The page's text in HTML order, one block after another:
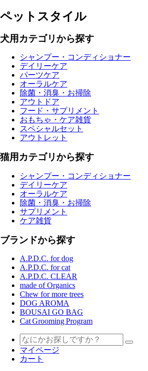
ペットスタイル
犬用カテゴリから探す
シャンプー・コンディショナー
デイリーケア
パーツケア
オーラルケア
除菌・消臭・お掃除
アウトドア
フード・サプリメント
おもちゃ・ケア雑貨
スペシャルセット
アウトレット
猫用カテゴリから探す
シャンプー・コンディショナー
デイリーケア
オーラルケア
除菌・消臭・お掃除
サプリメント
ケア雑貨
ブランドから探す
A.P.D.C. for dog
A.P.D.C. for cat
A.P.D.C. CLEAR
made of Organics
Chew for more trees
DOG AROMA
BOUSAI GO BAG
Cat Grooming Program
マイページ
カート